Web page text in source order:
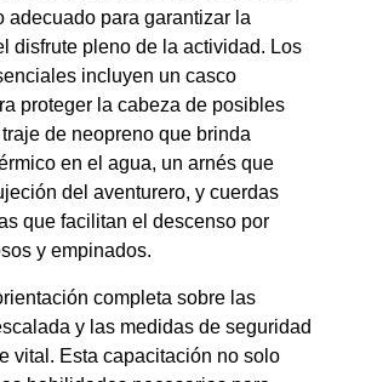
adecuado para garantizar la
disfrute pleno de la actividad. Los
incluyen un casco
proteger la cabeza de posibles
de neopreno que brinda
en el agua, un arnés que
del aventurero, y cuerdas
que facilitan el descenso por
y empinados.
completa sobre las
y las medidas de seguridad
vital. Esta capacitación no solo